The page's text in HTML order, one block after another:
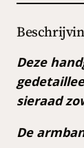
Deze
sieraad
De